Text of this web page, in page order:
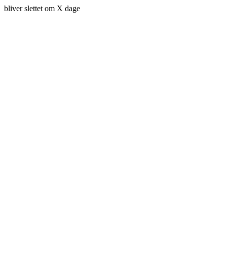
bliver slettet om X dage